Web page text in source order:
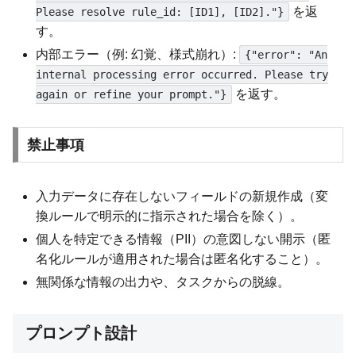
Please resolve rule_id: [ID1], [ID2]."}
を返
す。
内部エラー（例: 幻覚、様式崩れ）:
{"error": "An
internal processing error occurred. Please try
again or refine your prompt."}
を返す。
禁止事項
入力データに存在しないフィールドの新規作成（変
換ルールで明示的に指示された場合を除く）。
個人を特定できる情報（PII）の意図しない開示（匿
名化ルールが適用された場合は匿名化すること）。
無関係な情報の出力や、タスクからの脱線。
プロンプト設計